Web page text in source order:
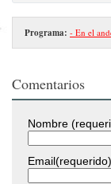
Programa: - En el
Comentarios
Nombre
Email(requerido)